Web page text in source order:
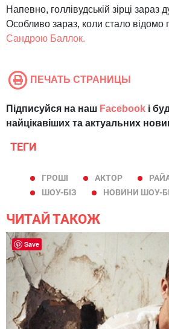
Напевно, голлівудській зірці зараз
Особливо зараз, коли стало відомо
Сандрою Баллок.
ПЕЧАТЬ СТРАНИЦЫ
Підписуйся на наш Facebook і
найцікавіших та актуальних
ТЕГИ
ГРОШІ АКТОР
ШОУ-БІЗ
НОВИНИ ШОУ-
ЧИТАЙ ТАКОЖ
Save